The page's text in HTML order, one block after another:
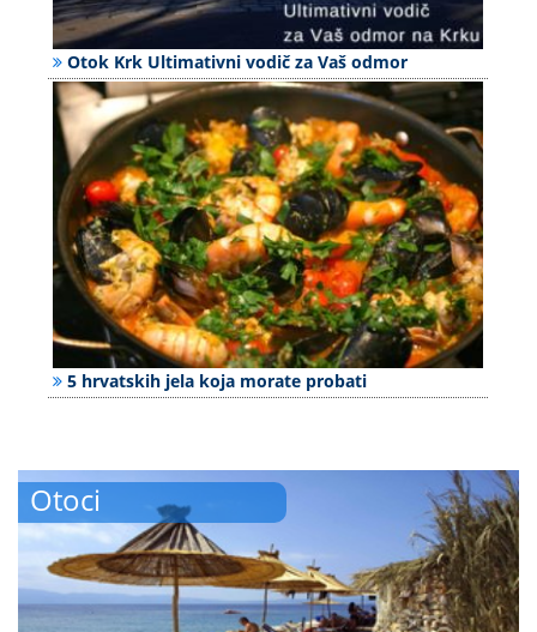
Otok Krk Ultimativni vodič za Vaš odmor
5 hrvatskih jela koja morate probati
Otoci